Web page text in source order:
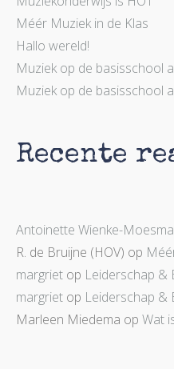
Méér Muziek in de Klas
Hallo wereld!
Muziek op de basisschool
Muziek op de basisschool
Recente
Antoinette Wienke-
R. de Bruijne (HOV) op
margriet op Leiderschap &
margriet op Leiderschap &
Marleen Miedema op Wat